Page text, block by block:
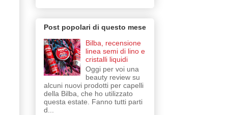
Post popolari di questo mese
Bilba, recensione
linea semi di lino e
cristalli liquidi
Oggi per voi una
beauty review su
alcuni nuovi prodotti per capelli
della Bilba, che ho utilizzato
questa estate. Fanno tutti parti
d...